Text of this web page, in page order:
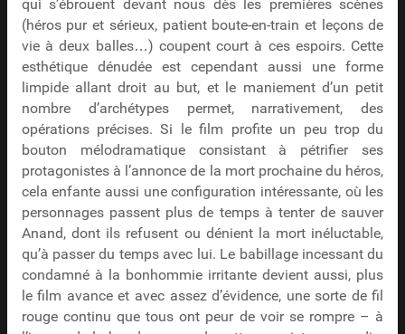
qui s’ébrouent devant nous dès les premières scènes
(héros pur et sérieux, patient boute-en-train et leçons de
vie à deux balles…) coupent court à ces espoirs. Cette
esthétique dénudée est cependant aussi une forme
limpide allant droit au but, et le maniement d’un petit
nombre d’archétypes permet, narrativement, des
opérations précises. Si le film profite un peu trop du
bouton mélodramatique consistant à pétrifier ses
protagonistes à l’annonce de la mort prochaine du héros,
cela enfante aussi une configuration intéressante, où les
personnages passent plus de temps à tenter de sauver
Anand, dont ils refusent ou dénient la mort inéluctable,
qu’à passer du temps avec lui. Le babillage incessant du
condamné à la bonhommie irritante devient aussi, plus
le film avance et avec assez d’évidence, une sorte de fil
rouge continu que tous ont peur de voir se rompre – à